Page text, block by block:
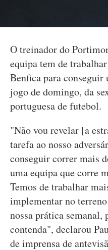
O treinador do
equipa tem de
Benfica para
jogo de domingo, da
portuguesa de futebol.
"Não vou revelar [a
tarefa ao nosso
conseguir correr mais
uma equipa que corre
Temos de trabalhar
implementar no
nossa prática
contenda", declarou
de imprensa de